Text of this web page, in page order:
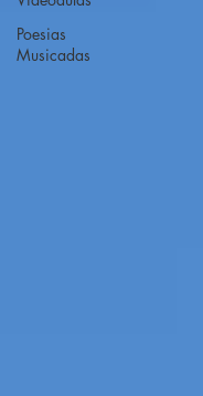
Poesias
Musicadas